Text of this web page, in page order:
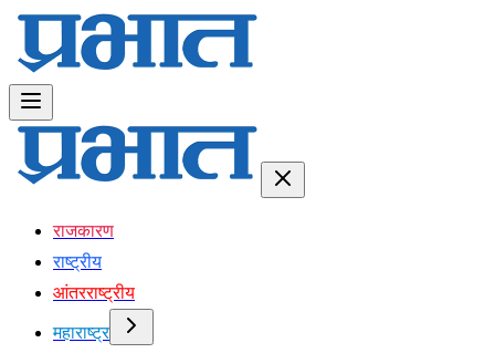
राजकारण
राष्ट्रीय
आंतरराष्ट्रीय
महाराष्ट्र